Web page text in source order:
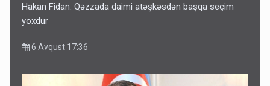
Hakan Fidan: Qəzzada daimi atəşkəsdən başqa seçim
yoxdur
6 Avqust 17:36